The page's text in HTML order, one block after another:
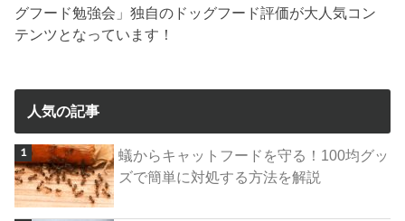
グフード勉強会」独自のドッグフード評価が大人気コン
テンツとなっています！
人気の記事
蟻からキャットフードを守る！100均グッ
ズで簡単に対処する方法を解説